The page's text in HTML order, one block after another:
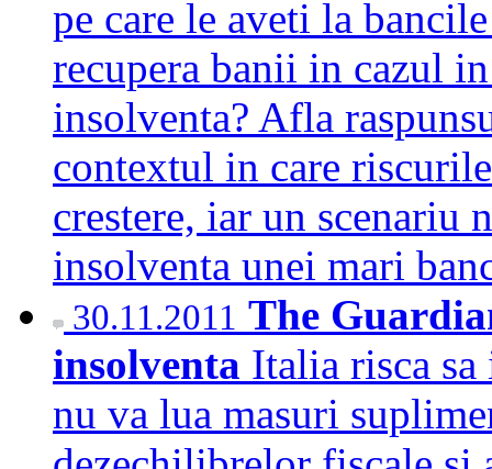
pe care le aveti la
recupera banii in cazul
insolventa? Afla
contextul in care
crestere, iar un scenariu
insolventa unei mari
30.11.2011 The
insolventa Italia risca
nu va lua masuri